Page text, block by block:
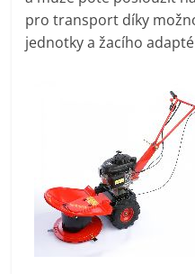
mobilní
telefony,
kávovary,
bazény
Nejlepší
pro transport díky
jednotky a žacího